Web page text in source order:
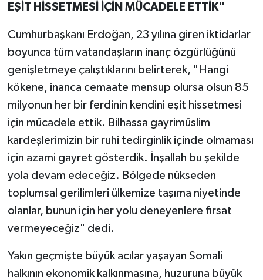
EŞİT HİSSETMESİ İÇİN MÜCADELE ETTİK"
Cumhurbaşkanı Erdoğan, 23 yılına giren iktidarlar
boyunca tüm vatandaşların inanç özgürlüğünü
genişletmeye çalıştıklarını belirterek, "Hangi
kökene, inanca cemaate mensup olursa olsun 85
milyonun her bir ferdinin kendini eşit hissetmesi
için mücadele ettik. Bilhassa gayrimüslim
kardeşlerimizin bir ruhi tedirginlik içinde olmaması
için azami gayret gösterdik. İnşallah bu şekilde
yola devam edeceğiz. Bölgede nükseden
toplumsal gerilimleri ülkemize taşıma niyetinde
olanlar, bunun için her yolu deneyenlere fırsat
vermeyeceğiz" dedi.
Yakın geçmişte büyük acılar yaşayan Somali
halkının ekonomik kalkınmasına, huzuruna büyük